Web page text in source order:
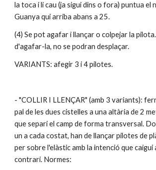
la toca i li cau (ja sigui dins o fora) puntua el
Guanya qui arriba abans a 25.
(4) Se pot agafar i llançar o colpejar la
d'agafar-la, no se podran desplaçar.
VARIANTS: afegir 3 i 4 pilotes.
- "COLLIR I LLENÇAR" (amb 3 variants):
pal de les dues cistelles a una altària de 2
que separi el camp de forma transversal.
un a cada costat, han de llançar pilotes de
per sobre l'elàstic amb la intenció que caigui
contrari. Normes: